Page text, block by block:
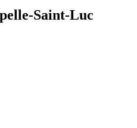
Saint-Luc